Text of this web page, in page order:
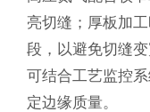
亮切缝；厚板加
段，以避免切缝
可结合工艺监控
定边缘质量。